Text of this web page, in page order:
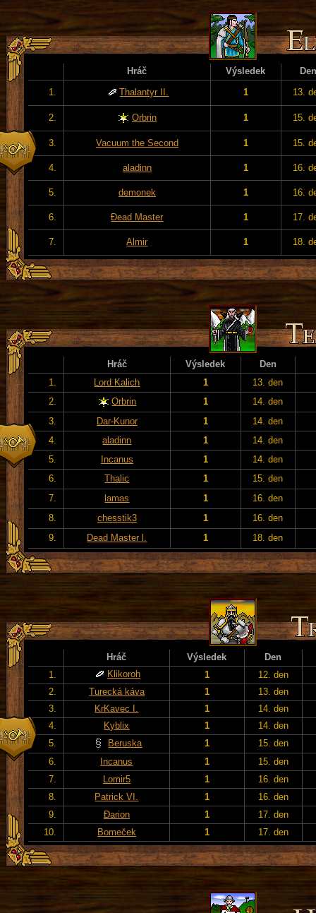
Hráč Výsledek
Den
1.
Thalantyr II. 1 13.
2. Orbrin 1 15.
3. Vacuum the Second 1 15.
4. aladinn 1 16.
5. demonek 1 16.
6. Đead Master 1 17.
7. Almir 1 18.
Hráč Výsledek
Den
1.
Lord Kalich 1
13. den
2.
Orbrin 1
14. den
3.
Dar-Kunor 1
14. den
4.
aladinn 1
14. den
5.
Incanus 1
14. den
6.
Thalic 1
15. den
7.
lamas 1
16. den
8.
chesstik3 1
16. den
9.
Dead Master l. 1 18. den
Hráč Výsledek
Den
1.
Klikoroh 1
12. den
2.
Turecká káva 1
13. den
3.
KrKavec I. 1
14. den
4.
Kyblix 1
14. den
5.
Beruska 1
15. den
6.
Incanus 1
15. den
7.
Lomir5 1
16. den
8.
Patrick VI. 1
16. den
9.
Đarion 1
17. den
10.
Bomeček 1 17. den